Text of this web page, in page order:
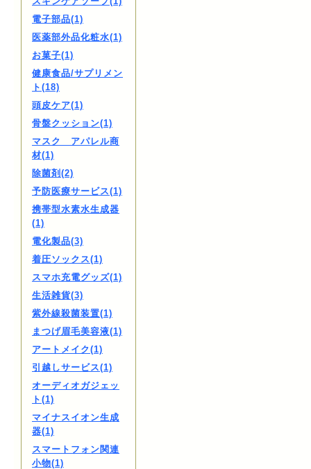
電子部品(1)
医薬部外品化粧水(1)
お菓子(1)
健康食品/サプリメン
ト(18)
頭皮ケア(1)
骨盤クッション(1)
マスク アパレル商
材(1)
除菌剤(2)
予防医療サービス(1)
携帯型水素水生成器
(1)
電化製品(3)
着圧ソックス(1)
スマホ充電グッズ(1)
生活雑貨(3)
紫外線殺菌装置(1)
まつげ眉毛美容液(1)
アートメイク(1)
引越しサービス(1)
オーディオガジェッ
ト(1)
マイナスイオン生成
器(1)
スマートフォン関連
小物(1)